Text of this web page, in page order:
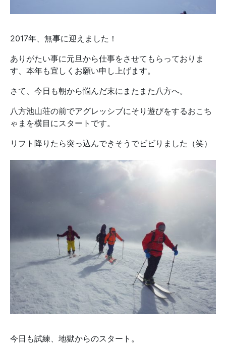
2017年、無事に迎えました！
ありがたい事に元旦から仕事をさせてもらっておりま
す、本年も宜しくお願い申し上げます。
さて、今日も朝から悩んだ末にまたまた八方へ。
八方池山荘の前でアグレッシブにそり遊びをするおこち
ゃまを横目にスタートです。
リフト降りたら突っ込んできそうでビビりました（笑）
今日も試練、地獄からのスタート。